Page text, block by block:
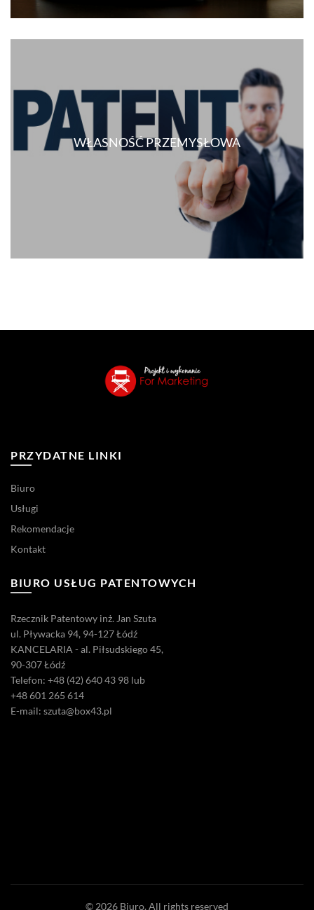
WŁASNOŚĆ PRZEMYSŁOWA
PRZYDATNE LINKI
Biuro
Usługi
Rekomendacje
Kontakt
BIURO USŁUG PATENTOWYCH
Rzecznik Patentowy inż. Jan Szuta
ul. Pływacka 94, 94-127 Łódź
KANCELARIA - al. Piłsudskiego 45,
90-307 Łódź
Telefon: +48 (42) 640 43 98 lub
+48 601 265 614
E-mail: szuta@box43.pl
© 2026 Biuro. All rights reserved